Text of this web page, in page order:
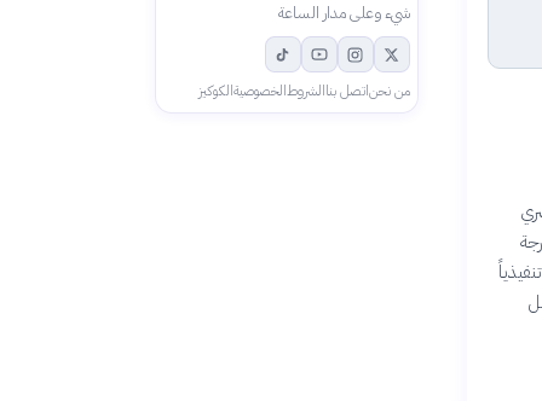
وبعد درجة
تنفيذياً
أفضل
شيء وعلى مدار الساعة
من نحناتصل بناالشروطالخصوصيةالكوكيز